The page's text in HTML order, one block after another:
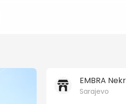
EMBRA
Sarajevo